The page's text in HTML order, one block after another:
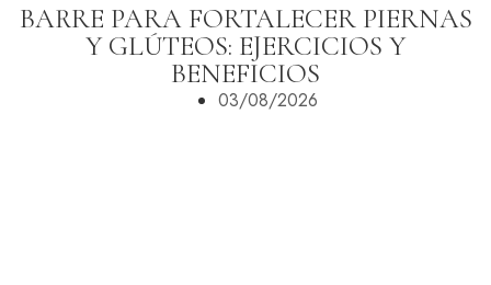
BARRE PARA FORTALECER PIERNAS
Y GLÚTEOS: EJERCICIOS Y
BENEFICIOS
03/08/2026